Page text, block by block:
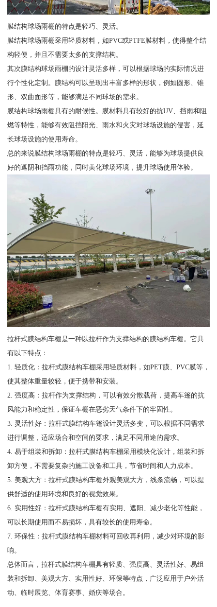
膜结构球场雨棚的特点是轻巧、灵活。
膜结构球场雨棚采用轻质材料，如PVC或PTFE膜材料，使得整个结
构轻便，并且不需要太多的支撑结构。
其次膜结构球场雨棚的设计灵活多样，可以根据球场的实际情况进
行个性化定制。膜结构可以呈现出丰富多样的形状，例如圆形、锥
形、双曲面形等，能够满足不同球场的需求。
膜结构球场雨棚具有的耐候性。膜材料具有较好的抗UV、挡雨和阻
燃等特性，能够有效阻挡阳光、雨水和火灾对球场设施的侵害，延
长球场设施的使用寿命。
总的来说膜结构球场雨棚的特点是轻巧、灵活，能够为球场提供良
好的遮阴和挡雨功能，同时美化球场环境，提升球场使用体验。
拉杆式膜结构车棚是一种以拉杆作为支撑结构的膜结构车棚。它具
有以下特点：
1. 轻质化：拉杆式膜结构车棚采用轻质材料，如PET膜、PVC膜等，
使其整体重量较轻，便于携带和安装。
2. 强度高：拉杆作为支撑结构，可以有效分散载荷，提高车篷的抗
风能力和稳定性，保证车棚在恶劣天气条件下的牢固性。
3. 灵活性好：拉杆式膜结构车篷设计灵活多变，可以根据不同需求
进行调整，适应场合和空间的要求，满足不同用途的需求。
4. 易于组装和拆卸：拉杆式膜结构车棚采用模块化设计，组装和拆
卸方便，不需要复杂的施工设备和工具，节省时间和人力成本。
5. 美观大方：拉杆式膜结构车棚外观美观大方，线条流畅，可以提
供舒适的使用环境和良好的视觉效果。
6. 实用性好：拉杆式膜结构车棚有实用、遮阳、减少老化等性能，
可以长期使用而不易损坏，具有较长的使用寿命。
7. 环保性：拉杆式膜结构车棚材料可回收再利用，减少对环境的影
响。
总体而言，拉杆式膜结构车棚具有轻质、强度高、灵活性好、易组
装和拆卸、美观大方、实用性好、环保等特点，广泛应用于户外活
动、临时展览、体育赛事、婚庆等场合。